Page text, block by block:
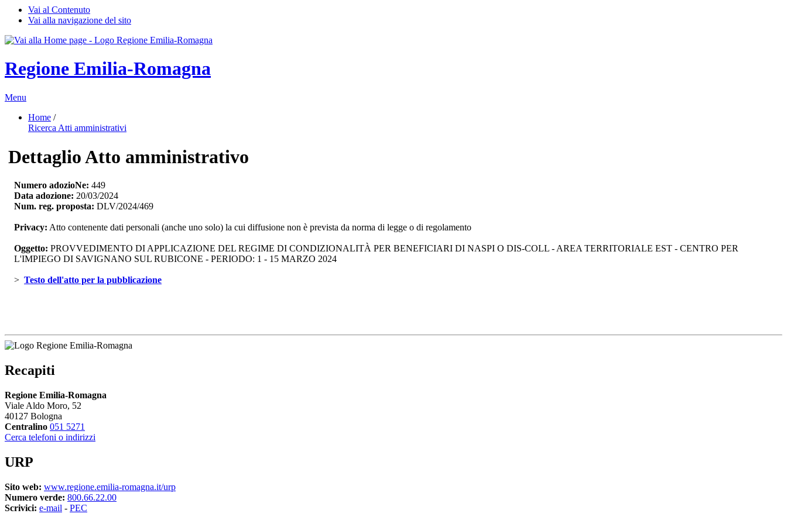
Vai al Contenuto
Vai alla navigazione del sito
Regione Emilia-Romagna
Menu
Home /
Ricerca Atti amministrativi
Dettaglio Atto amministrativo
Numero adozioNe: 449
Data adozione: 20/03/2024
Num. reg. proposta: DLV/2024/469
Privacy: Atto contenente dati personali (anche uno solo) la cui diffusione non è prevista da norma di legge o di regolamento
Oggetto: PROVVEDIMENTO DI APPLICAZIONE DEL REGIME DI CONDIZIONALITÀ PER BENEFICIARI DI NASPI O DIS-COLL - AREA TERRITORIALE EST - CENTRO PER
L'IMPIEGO DI SAVIGNANO SUL RUBICONE - PERIODO: 1 - 15 MARZO 2024
> Testo dell'atto per la pubblicazione
Recapiti
Regione Emilia-Romagna
Viale Aldo Moro, 52
40127 Bologna
Centralino 051 5271
Cerca telefoni o indirizzi
URP
Sito web: www.regione.emilia-romagna.it/urp
Numero verde: 800.66.22.00
Scrivici: e-mail - PEC